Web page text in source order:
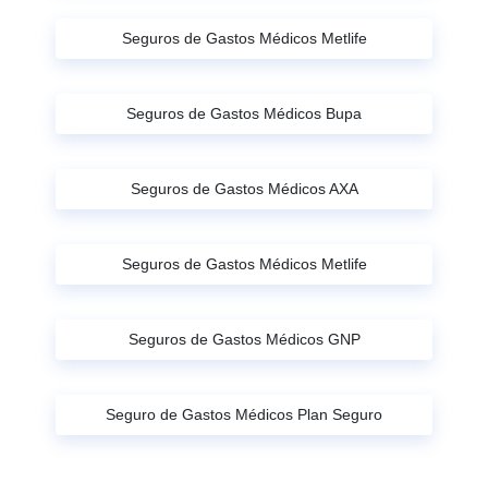
Seguros de Gastos Médicos Metlife
Seguros de Gastos Médicos Bupa
Seguros de Gastos Médicos AXA
Seguros de Gastos Médicos Metlife
Seguros de Gastos Médicos GNP
Seguro de Gastos Médicos Plan Seguro